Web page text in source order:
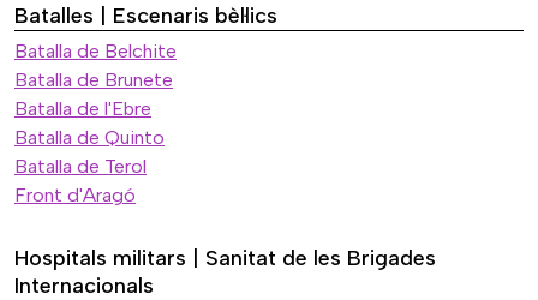
Batalles | Escenaris bèl·lics
Batalla de Belchite
Batalla de Brunete
Batalla de l'Ebre
Batalla de Quinto
Batalla de Terol
Front d'Aragó
Hospitals militars | Sanitat de les Brigades
Internacionals